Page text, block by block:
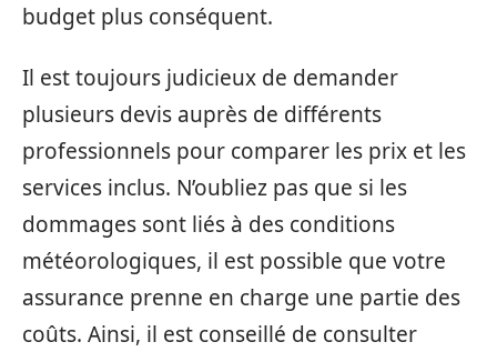
budget plus conséquent.
Il est toujours judicieux de demander
plusieurs devis auprès de différents
professionnels pour comparer les prix et les
services inclus. N’oubliez pas que si les
dommages sont liés à des conditions
météorologiques, il est possible que votre
assurance prenne en charge une partie des
coûts. Ainsi, il est conseillé de consulter